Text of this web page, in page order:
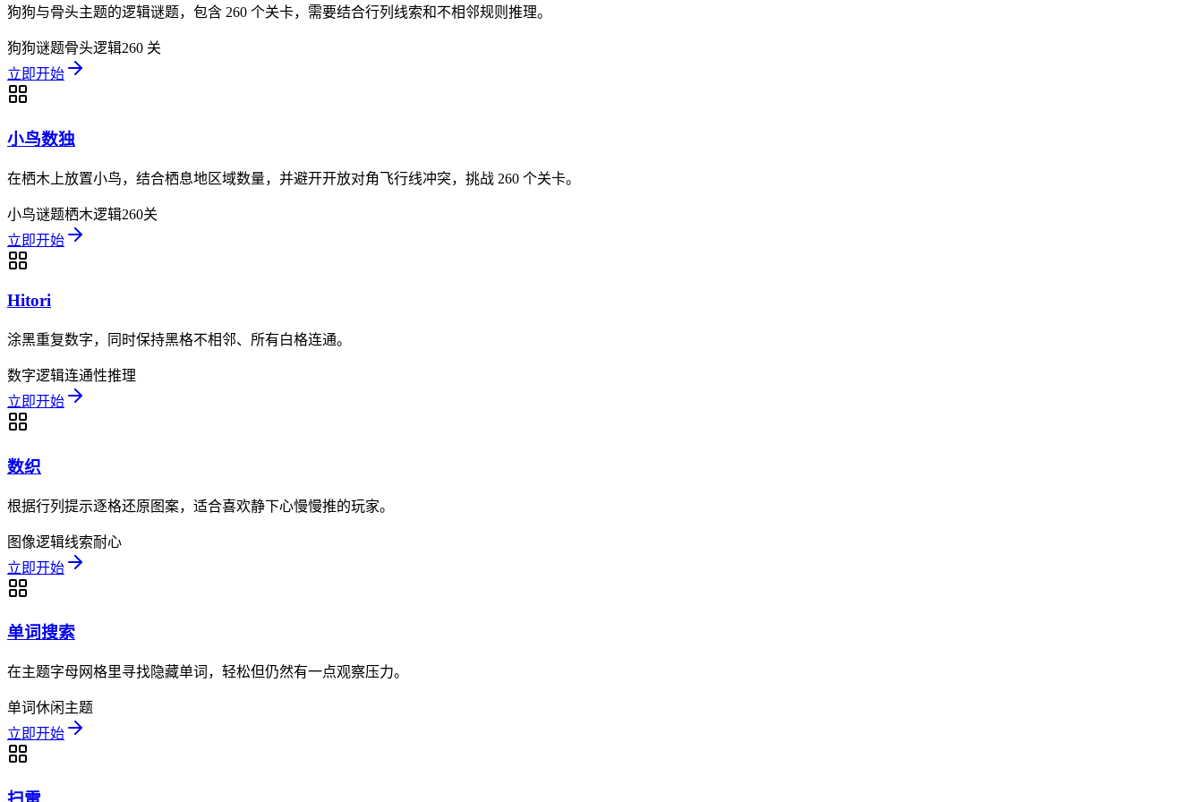
狗狗与骨头主题的逻辑谜题，包含 260 个关卡，需要结合行列线索和不相邻规则推理。
狗狗谜题骨头逻辑260 关
立即开始
小鸟数独
在栖木上放置小鸟，结合栖息地区域数量，并避开开放对角飞行线冲突，挑战 260 个关卡。
小鸟谜题栖木逻辑260关
立即开始
Hitori
涂黑重复数字，同时保持黑格不相邻、所有白格连通。
数字逻辑连通性推理
立即开始
数织
根据行列提示逐格还原图案，适合喜欢静下心慢慢推的玩家。
图像逻辑线索耐心
立即开始
单词搜索
在主题字母网格里寻找隐藏单词，轻松但仍然有一点观察压力。
单词休闲 主题
立即开始